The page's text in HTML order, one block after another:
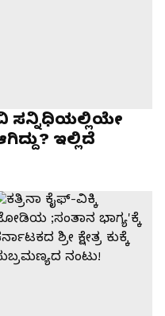
ಸನ್ನಿಧಿಯಲ್ಲಿಯೇ
ಇಲ್ಲಿದೆ